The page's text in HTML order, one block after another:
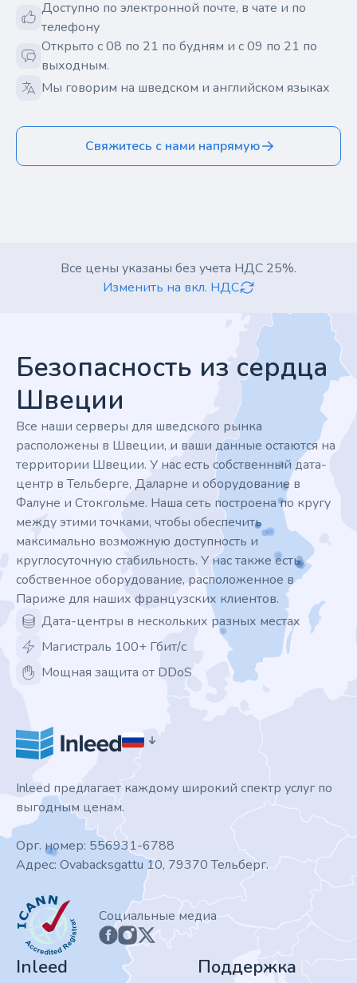
Доступно по электронной почте, в чате и по
телефону
Открыто с 08 по 21 по будням и с 09 по 21 по
выходным.
Мы говорим на шведском и английском языках
Свяжитесь с нами напрямую
Все цены указаны без учета НДС 25%.
Изменить на вкл. НДС
Безопасность из сердца
Швеции
Все наши серверы для шведского рынка
расположены в Швеции, и ваши данные остаются на
территории Швеции. У нас есть собственный дата-
центр в Тельберге, Даларне и оборудование в
Фалуне и Стокгольме. Наша сеть построена по кругу
между этими точками, чтобы обеспечить
максимально возможную доступность и
круглосуточную стабильность. У нас также есть
собственное оборудование, расположенное в
Париже для наших французских клиентов.
Дата-центры в нескольких разных местах
Магистраль 100+ Гбит/с
Мощная защита от DDoS
Inleed предлагает каждому широкий спектр услуг по
выгодным ценам.
Орг. номер: 556931-6788
Адрес: Ovabacksgattu 10, 79370 Тельберг.
ICANN
Социальные медиа
Inleed Поддержка